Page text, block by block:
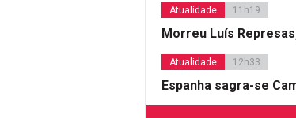
Atualidade 11h19
Morreu Luís
Atualidade 12h33
Espanha sagra-se